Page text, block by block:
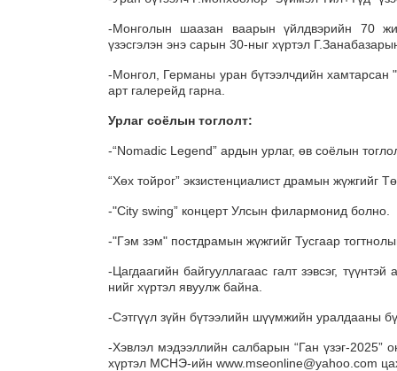
-Монголын шаазан ваарын үйлдвэрийн 70
үзэсгэлэн энэ сарын 30-ныг хүртэл
-Монгол, Германы уран бүтээлчдийн хамтарсан
арт галерейд гарна.
Урлаг соёлын тоглолт:
-“Nomadic Legend” ардын урлаг, өв соёлын
“Хөх тойрог” экзистенциалист драмын жүжгийг
-"City swing” концерт Улсын филармонид болно.
-"Гэм зэм" постдрамын жүжгийг Тусгаар
-Цагдаагийн байгууллагаас галт зэвсэг,
нийг хүртэл явуулж байна.
-Сэтгүүл зүйн бүтээлийн шүүмжийн уралдааны
-Хэвлэл мэдээллийн салбарын “Ган үзэг-2025”
хүртэл МСНЭ-ийн www.mseonline@yahoo.com